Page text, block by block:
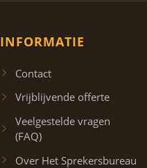
INFORMATIE
Contact
Vrijblijvende offerte
Veelgestelde vragen
(FAQ)
Over Het Sprekersbureau